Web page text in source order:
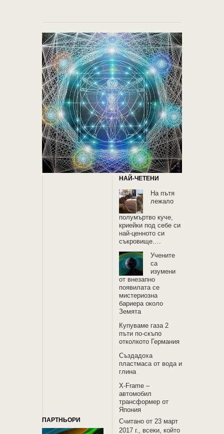
НАЙ-ЧЕТЕНИ
На пътя
лежало
полумъртво куче,
криейки под себе си
най-ценното си
съкровище….
Учените
са
изумени
от внезапно
появилата се
мистериозна
бариера около
Земята
Купуваме газа 2
пъти по-скъпо
отколкото Германия
Създадоха
пластмаса от вода и
глина
X-Frame –
автомобил
трансформер от
Япония
ПАРТНЬОРИ
Считано от 23 март
2017 г., всеки, който